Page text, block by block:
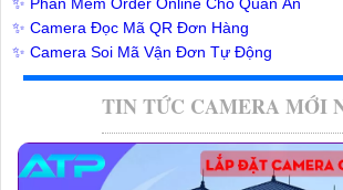
✨ Camera Đọc Mã QR Đơn Hàng
✨ Camera Soi Mã Vận Đơn Tự Động
TIN TỨC CAMERA MỚI